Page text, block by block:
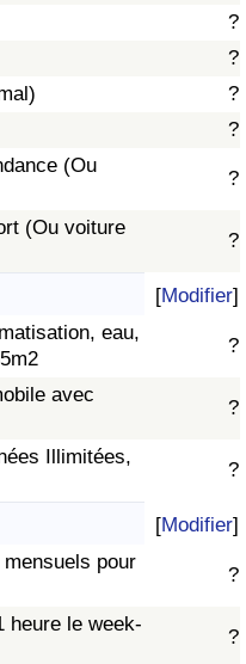
?
?
?
?
(Ou
?
(Ou voiture
?
[Modifier]
eau,
?
avec
?
Illimitées,
?
[Modifier]
pour
?
heure le week-
?